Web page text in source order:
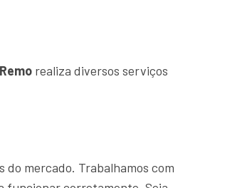
realiza diversos serviços
mercado. Trabalhamos com